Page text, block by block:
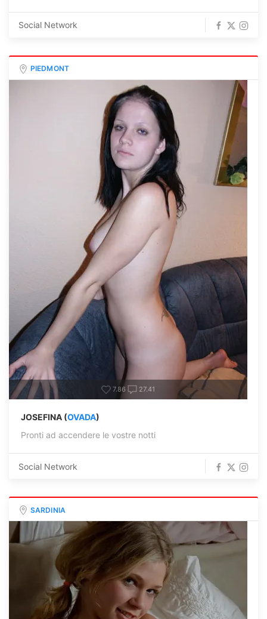
Social Network
PIEDMONT
7.86 27.41
JOSEFINA (OVADA)
Pronti ad accendere le vostre notti
Social Network
SARDINIA